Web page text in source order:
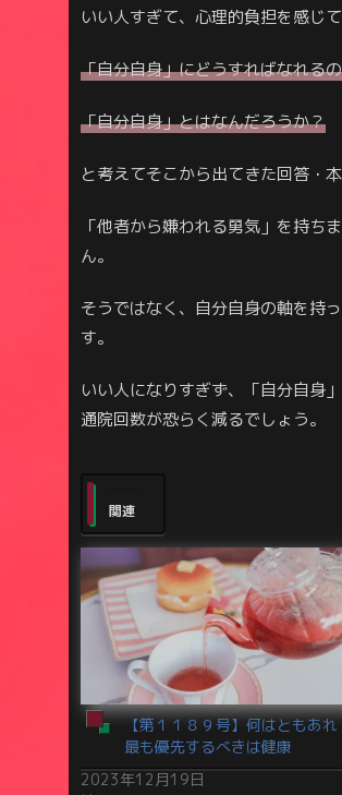
いい人すぎて、心理的負担を感じ
「自分自身」にどうすればなれる
「自分自身」とはなんだろうか？
と考えてそこから出てきた回答・
「他者から嫌われる勇気」を持ち
ん。
そうではなく、自分自身の軸を持
す。
いい人になりすぎず、「自分自身
通院回数が恐らく減るでしょう。
関連
【第１１８９号】何はともあれ
最も優先するべきは健康
2023年12月19日